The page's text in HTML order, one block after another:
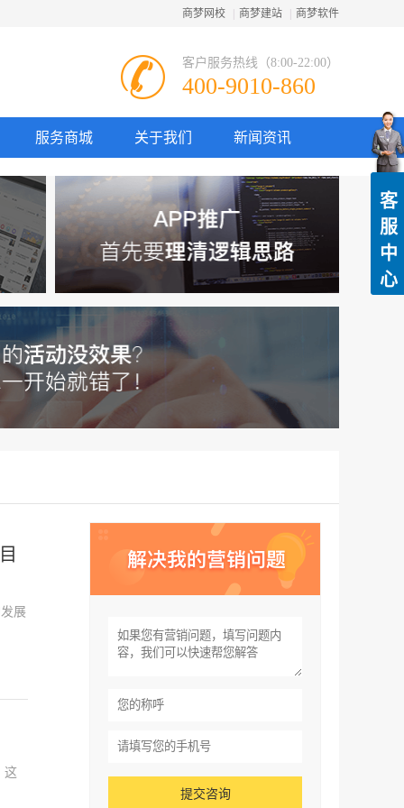
商梦网校 商梦建站 商梦软件
客户服务热线（8:00-22:00）
400-9010-860
服务商城 关于我们 新闻资讯
展
这
客
服
中
心